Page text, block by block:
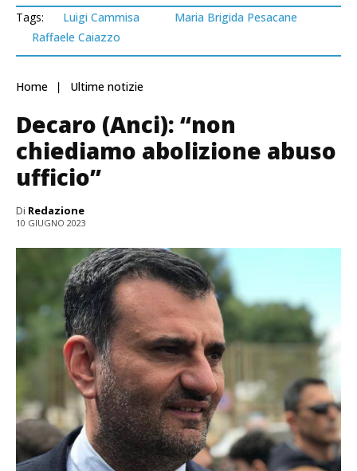
Tags: Luigi Cammisa
Maria Brigida Pesacane
Raffaele Caiazzo
Home Ultime notizie
Decaro (Anci): “non
chiediamo abolizione abuso
ufficio”
Di Redazione
10 GIUGNO 2023